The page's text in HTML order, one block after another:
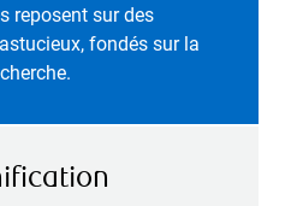
reposent sur des
fondés sur la